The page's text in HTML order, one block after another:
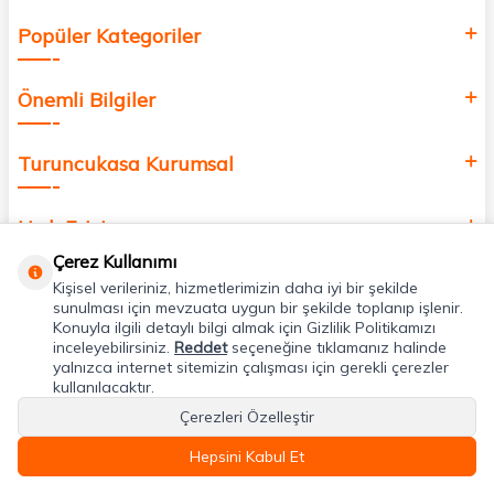
Popüler Kategoriler
Önemli Bilgiler
Turuncukasa Kurumsal
Hızlı Erişim
Uygulamalarımız
Adres & İletişim
Çerez Kullanımı
Kişisel verileriniz, hizmetlerimizin daha iyi bir şekilde
sunulması için mevzuata uygun bir şekilde toplanıp işlenir.
Konuyla ilgili detaylı bilgi almak için Gizlilik Politikamızı
inceleyebilirsiniz. Reddetseçeneğine tıklamanız halinde
yalnızca internet sitemizin çalışması için gerekli çerezler
kullanılacaktır.
Çerezleri Özelleştir
Hepsini Kabul Et